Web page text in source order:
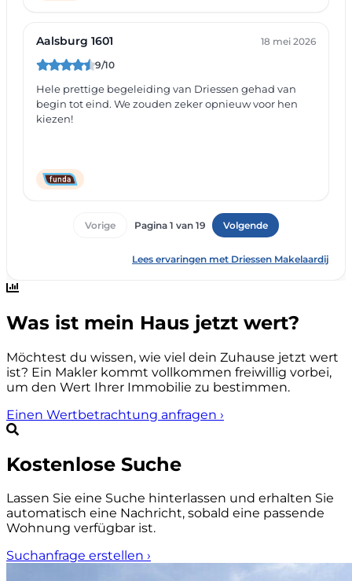
Was ist mein Haus jetzt wert?
Möchtest du wissen, wie viel dein Zuhause jetzt wert
ist? Ein Makler kommt vollkommen freiwillig vorbei,
um den Wert Ihrer Immobilie zu bestimmen.
Einen Wertbetrachtung anfragen ›
Kostenlose Suche
Lassen Sie eine Suche hinterlassen und erhalten Sie
automatisch eine Nachricht, sobald eine passende
Wohnung verfügbar ist.
Suchanfrage erstellen ›